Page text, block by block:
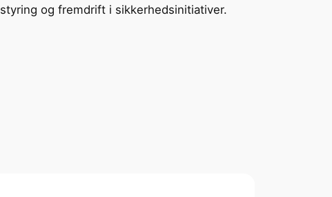
styring og fremdrift i sikkerhedsinitiativer.